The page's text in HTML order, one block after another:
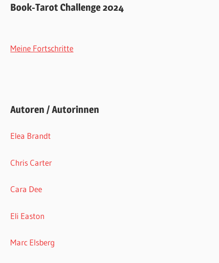
Book-Tarot Challenge 2024
Meine Fortschritte
Autoren / Autorinnen
Elea Brandt
Chris Carter
Cara Dee
Eli Easton
Marc Elsberg